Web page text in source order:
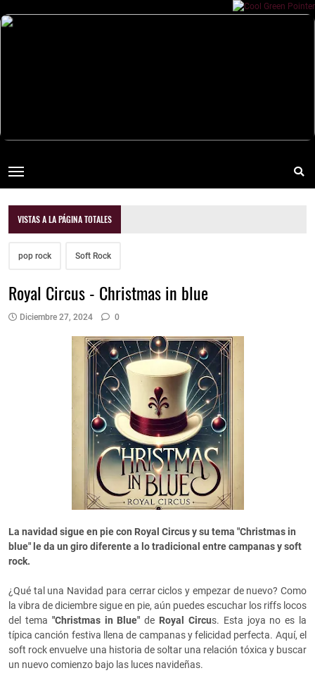
VISTAS A LA PÁGINA TOTALES
pop rock Soft Rock
Royal Circus - Christmas in blue
Diciembre 27, 2024 0
La navidad sigue en pie con Royal Circus y su tema "Christmas in
blue" le da un giro diferente a lo tradicional entre campanas y soft
rock.
¿Qué tal una Navidad para cerrar ciclos y empezar de nuevo? Como
la vibra de diciembre sigue en pie, aún puedes escuchar los riffs locos
del tema "Christmas in Blue" de Royal Circus. Esta joya no es la
típica canción festiva llena de campanas y felicidad perfecta. Aquí, el
soft rock envuelve una historia de soltar una relación tóxica y buscar
un nuevo comienzo bajo las luces navideñas.